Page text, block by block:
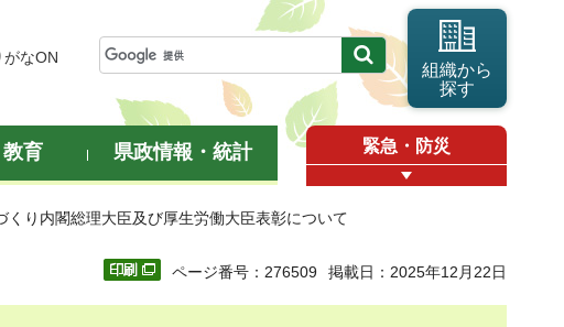
がなON
組織から
探す
育 県政情報・統計 緊急・防災
り内閣総理大臣及び厚生労働大臣表彰について
ページ番号：276509 掲載日：2025年12月22日